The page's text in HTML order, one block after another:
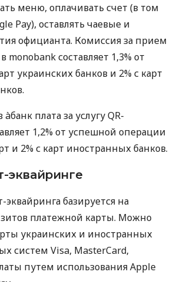
меню, оплачивать счет (в том
Pay), оставлять чаевые и
официанта. Комиссия за прием
monobank составляет 1,3% от
украинских банков и 2% с карт
плата за услугу QR-
1,2% от успешной операции
и 2% с карт иностранных банков.
эквайринге
эквайринга базируется на
платежной карты. Можно
украинских и иностранных
систем Visa, MasterCard,
путем использования Apple